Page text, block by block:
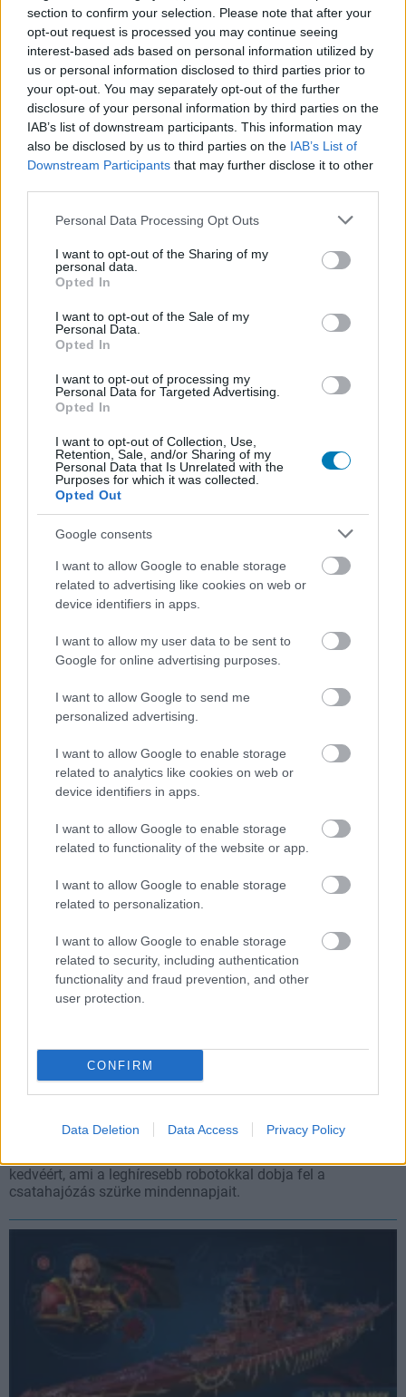
section to confirm your selection. Please note that after your
opt-out request is processed you may continue seeing
interest-based ads based on personal information utilized by
us or personal information disclosed to third parties prior to
your opt-out. You may separately opt-out of the further
disclosure of your personal information by third parties on the
IAB’s list of downstream participants. This information may
also be disclosed by us to third parties on the IAB’s List of
Downstream Participants that may further disclose it to other
Please note that this website/app uses one or more Google
not limited to your visit or usage behaviour. You may click to
grant or deny consent to Google and its third-party tags to
use your data for below specified purposes in below Google
consent section.
Personal Data Processing Opt Outs
I want to opt-out of the Sharing of my
personal data.
Opted In
I want to opt-out of the Sale of my
Personal Data.
Opted In
I want to opt-out of processing my
Personal Data for Targeted Advertising.
Opted In
I want to opt-out of Collection, Use,
Retention, Sale, and/or Sharing of my
Personal Data that Is Unrelated with the
Purposes for which it was collected.
Opted Out
Google consents
I want to allow Google to enable storage
related to advertising like cookies on web or
device identifiers in apps.
I want to allow my user data to be sent to
Google for online advertising purposes.
I want to allow Google to send me
personalized advertising.
I want to allow Google to enable storage
related to analytics like cookies on web or
device identifiers in apps.
I want to allow Google to enable storage
related to functionality of the website or app.
I want to allow Google to enable storage
related to personalization.
I want to allow Google to enable storage
related to security, including authentication
functionality and fraud prevention, and other
user protection.
CONFIRM
Data Deletion Data Access Privacy Policy
Promóciós kódban ócsároltak videóst a World of
Warships készítői
| 2021.08.27 18:11
Hamar felfüggesztették a Wargaming dolgozóját, aki egy
youtubernek olvasott be a játékosoknak kiadott kódban.
A World of Warships közössége forrong, a
| 2021.08.18 12:25
A hétvége során több mint 20-an léptek ki a Wargaming
hivatalos közösségi programjából.
Sok újdonságot hoz a World of Warships új frissítése
A következő frissítésben egy új eseménnyel együtt a holland
flotta néhány tagja is debütál.
Kedvenc Transformers karaktereink csatlakoznak a
| 2020.08.04 14:39
kedvéért, ami a leghíresebb robotokkal dobja fel a
csatahajózás szürke mindennapjait.